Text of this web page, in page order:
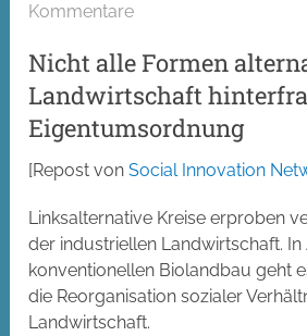
Kommentare
Nicht alle Formen
Landwirtschaft
Eigentumsordnung
[Repost vonSocial Innovation
Linksalternative Kreise erproben
der industriellen Landwirtschaft.
konventionellen Biolandbau geht
die Reorganisation sozialer
Landwirtschaft.